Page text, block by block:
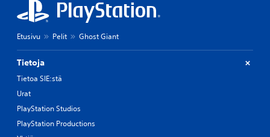
Etusivu Pelit Ghost Giant
Tietoja
Tietoa SIE:stä
Urat
PlayStation Studios
PlayStation Productions